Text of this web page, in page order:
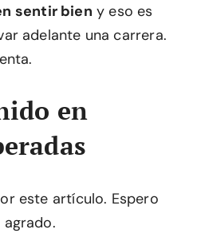
sentir bien y eso es
adelante una carrera.
en
este artículo. Espero